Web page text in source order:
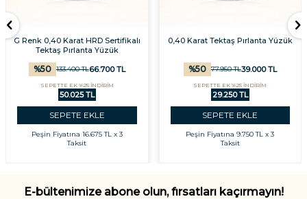
G Renk 0,40 Karat HRD Sertifikalı
Tektaş Pırlanta Yüzük
%50 133.400TL66.700TL
SEPETTE EK %25 İNDİRİM
50.025 TL
SEPETE EKLE
Peşin Fiyatına 16.675 TL x 3
Taksit
0,40 Karat Tektaş Pırlanta Yüzük
%50 77.950TL39.000TL
SEPETTE EK %25 İNDİRİM
29.250 TL
SEPETE EKLE
Peşin Fiyatına9.750 TL x 3
Taksit
E-bültenimize abone olun, fırsatları kaçırmayın!